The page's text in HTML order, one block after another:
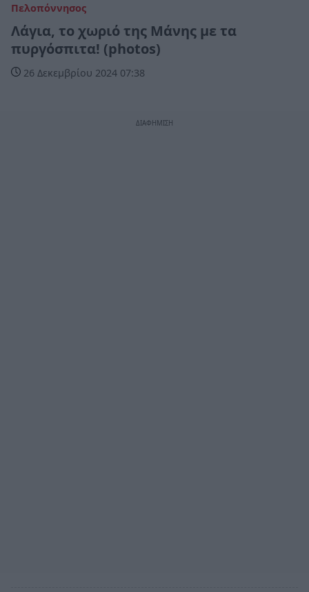
Πελοπόννησος
Λάγια, το χωριό της Μάνης με τα
πυργόσπιτα! (photos)
26 Δεκεμβρίου 2024 07:38